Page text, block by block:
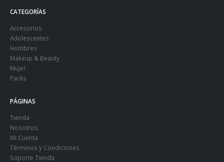
CATEGORÍAS
Accesorios
Adolescentes
Hombres
Makeup & Beauty
Mujer
Packs
PÁGINAS
Tienda
Nosotros
Mi Cuenta
Términos y Condiciones
Soporte Tienda